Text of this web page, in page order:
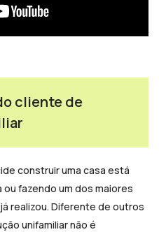
cliente de
construir uma casa está
fazendo um dos maiores
realizou. Diferente de outros
unifamiliar não é